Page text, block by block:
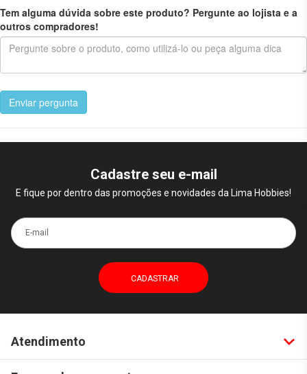
Tem alguma dúvida sobre este produto? Pergunte ao lojista e a
outros compradores!
Enviar pergunta
Cadastre seu e-mail
E fique por dentro das promoções e novidades da Lima Hobbies!
E-mail
Atendimento